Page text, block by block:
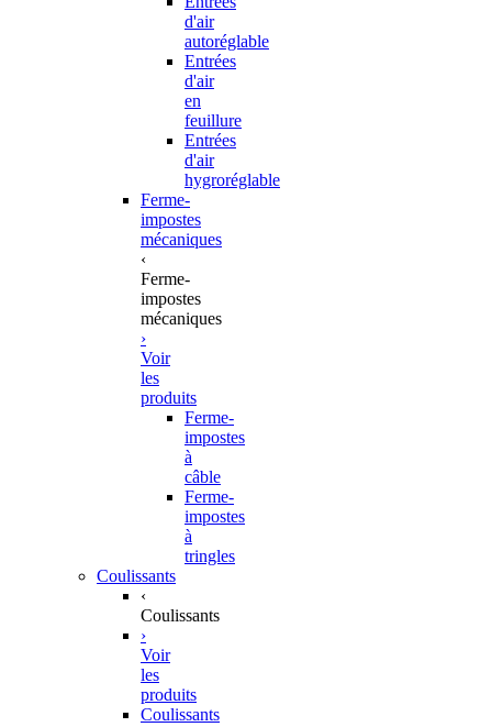
d'air
autoréglable
Entrées
d'air
en
feuillure
Entrées
d'air
hygroréglable
Ferme-
impostes
mécaniques
‹
Ferme-
impostes
mécaniques
›
Voir
les
produits
Ferme-
impostes
à
câble
Ferme-
impostes
à
tringles
Coulissants
‹
Coulissants
›
Voir
les
produits
Coulissants